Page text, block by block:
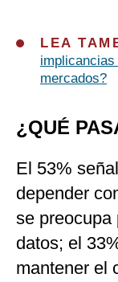
LEA
mercados?
¿QUÉ
El 53%
depender
se preocupa
datos; el
mantener el